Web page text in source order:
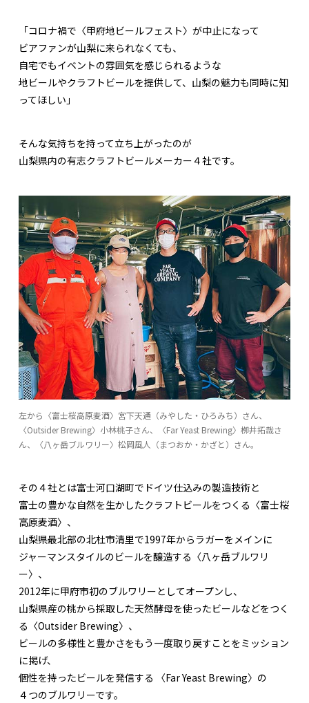
「コロナ禍で〈甲府地ビールフェスト〉が中止になって
ビアファンが山梨に来られなくても、
自宅でもイベントの雰囲気を感じられるような
地ビールやクラフトビールを提供して、山梨の魅力も同時に知
ってほしい」
そんな気持ちを持って立ち上がったのが
山梨県内の有志クラフトビールメーカー４社です。
左から〈富士桜高原麦酒〉宮下天通（みやした・ひろみち）さん、
〈Outsider Brewing〉小林桃子さん、〈Far Yeast Brewing〉栁井拓哉さ
ん、〈八ヶ岳ブルワリー〉松岡風人（まつおか・かざと）さん。
その４社とは富士河口湖町でドイツ仕込みの製造技術と
富士の豊かな自然を生かしたクラフトビールをつくる〈富士桜
高原麦酒〉、
山梨県最北部の北杜市清里で1997年からラガーをメインに
ジャーマンスタイルのビールを醸造する〈八ヶ岳ブルワリ
ー〉、
2012年に甲府市初のブルワリーとしてオープンし、
山梨県産の桃から採取した天然酵母を使ったビールなどをつく
る〈Outsider Brewing〉、
ビールの多様性と豊かさをもう一度取り戻すことをミッション
に掲げ、
個性を持ったビールを発信する 〈Far Yeast Brewing〉の
４つのブルワリーです。